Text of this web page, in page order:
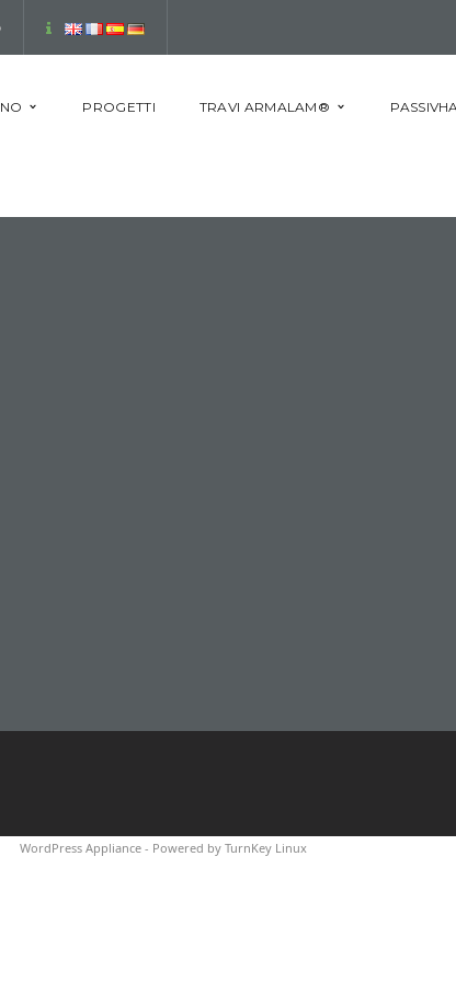
PROGETTI TRAVI ARMALAM®
WordPress Appliance - Powered by TurnKey Linux